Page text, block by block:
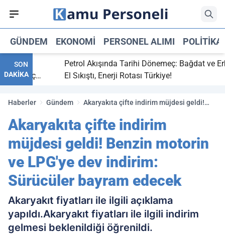
GÜNDEM EKONOMI PERSONEL ALIMI POLITIKA
SON
DAKİKA
maç
Petrol Akışında Tarihi Dönemeç: Bağdat ve Erbil
El Sıkıştı, Enerji Rotası Türkiye!
Haberler Gündem
Akaryakıta çifte indirim müjdesi geldi!
Sürücüler bayram edecek
Akaryakıta çifte indirim
müjdesi geldi! Benzin motorin
ve LPG'ye dev indirim:
Sürücüler bayram edecek
Akaryakıt fiyatları ile ilgili açıklama
yapıldı.Akaryakıt fiyatları ile ilgili indirim
gelmesi beklenildiği öğrenildi.